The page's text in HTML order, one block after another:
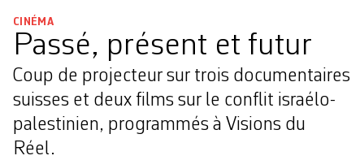
CINÉMA
Passé, présent et futur
Coup de projecteur sur trois documentaires
suisses et deux films sur le conflit israélo-
palestinien, programmés à Visions du
Réel.